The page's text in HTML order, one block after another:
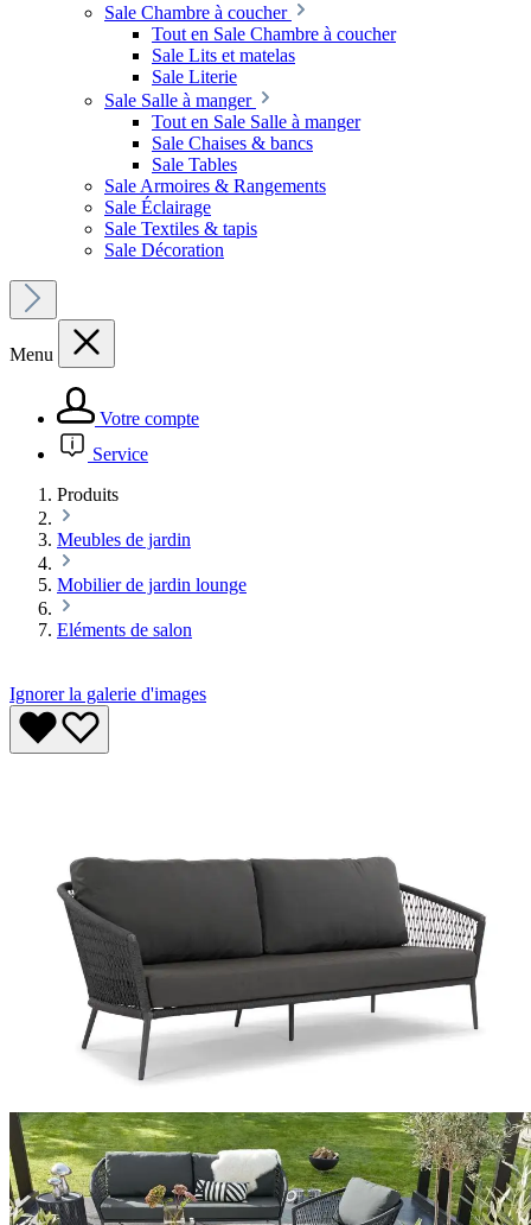
Sale Chambre à coucher
Tout en Sale Chambre à coucher
Sale Lits et matelas
Sale Literie
Sale Salle à manger
Tout en Sale Salle à manger
Sale Chaises & bancs
Sale Tables
Sale Armoires & Rangements
Sale Éclairage
Sale Textiles & tapis
Sale Décoration
Menu
Votre compte
Service
Produits
Meubles de jardin
Mobilier de jardin lounge
Eléments de salon
Ignorer la galerie d'images